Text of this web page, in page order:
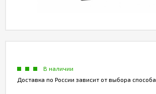
В наличии
Доставка по России зависит от выбора способа